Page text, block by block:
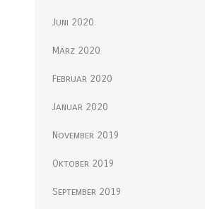
Juni 2020
März 2020
Februar 2020
Januar 2020
November 2019
Oktober 2019
September 2019